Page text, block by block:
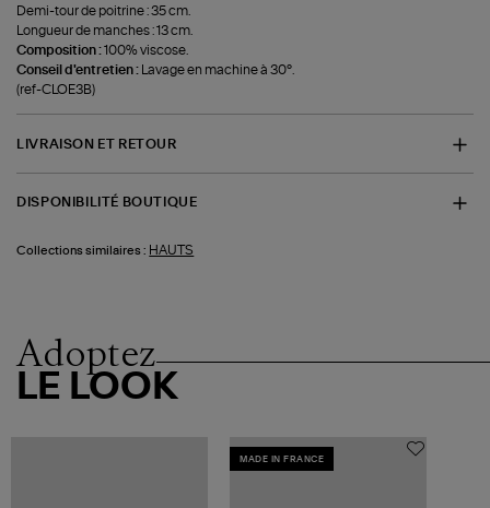
Demi-tour de poitrine : 35 cm.
Longueur de manches : 13 cm.
Composition :100% viscose.
Conseil d'entretien :
Lavage en machine à 30°.
(ref-CLOE3B)
LIVRAISON ET RETOUR
DISPONIBILITÉ BOUTIQUE
Collections similaires : HAUTS
Adoptez
LE LOOK
MADE IN FRANCE